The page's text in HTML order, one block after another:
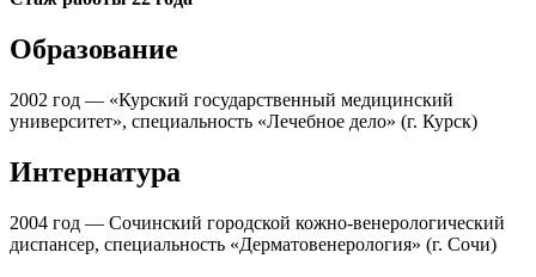
Образование
2002 год — «Курский государственный медицинский
университет», специальность «Лечебное дело» (г. Курск)
Интернатура
2004 год — Сочинский городской кожно-венерологический
диспансер, специальность «Дерматовенерология» (г. Сочи)